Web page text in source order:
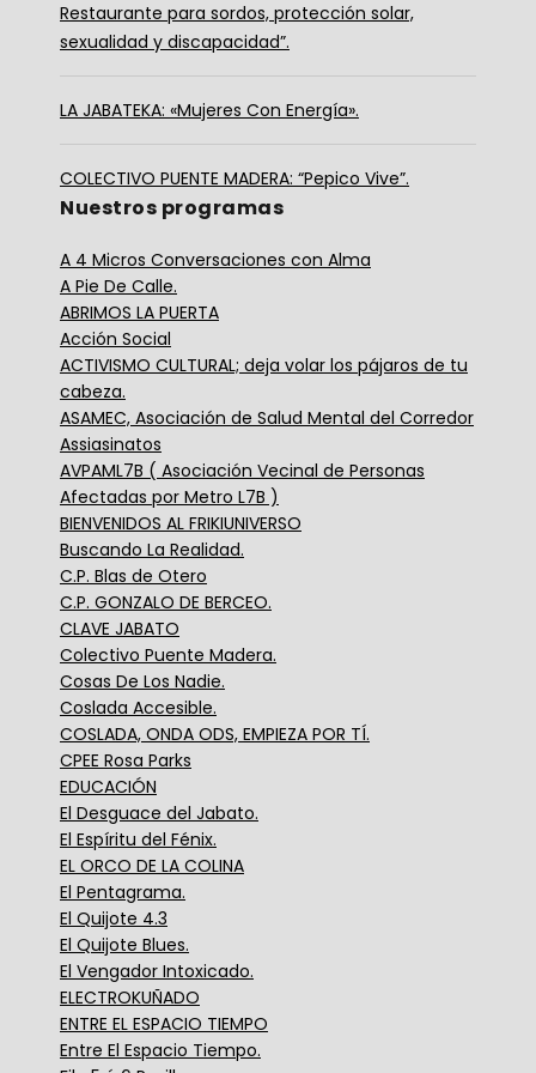
Restaurante para sordos, protección solar,
sexualidad y discapacidad”.
LA JABATEKA: «Mujeres Con Energía».
COLECTIVO PUENTE MADERA: “Pepico Vive”.
Nuestros programas
A 4 Micros Conversaciones con Alma
A Pie De Calle.
ABRIMOS LA PUERTA
Acción Social
ACTIVISMO CULTURAL; deja volar los pájaros de tu
cabeza.
ASAMEC, Asociación de Salud Mental del Corredor
Assiasinatos
AVPAML7B ( Asociación Vecinal de Personas
Afectadas por Metro L7B )
BIENVENIDOS AL FRIKIUNIVERSO
Buscando La Realidad.
C.P. Blas de Otero
C.P. GONZALO DE BERCEO.
CLAVE JABATO
Colectivo Puente Madera.
Cosas De Los Nadie.
Coslada Accesible.
COSLADA, ONDA ODS, EMPIEZA POR TÍ.
CPEE Rosa Parks
EDUCACIÓN
El Desguace del Jabato.
El Espíritu del Fénix.
EL ORCO DE LA COLINA
El Pentagrama.
El Quijote 4.3
El Quijote Blues.
El Vengador Intoxicado.
ELECTROKUÑADO
ENTRE EL ESPACIO TIEMPO
Entre El Espacio Tiempo.